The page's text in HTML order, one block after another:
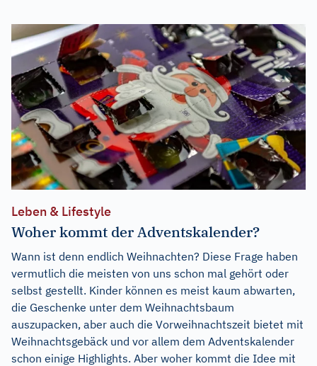
Leben & Lifestyle
Woher kommt der Adventskalender?
Wann ist denn endlich Weihnachten? Diese Frage haben
vermutlich die meisten von uns schon mal gehört oder
selbst gestellt. Kinder können es meist kaum abwarten,
die Geschenke unter dem Weihnachtsbaum
auszupacken, aber auch die Vorweihnachtszeit bietet mit
Weihnachtsgebäck und vor allem dem Adventskalender
schon einige Highlights. Aber woher kommt die Idee mit